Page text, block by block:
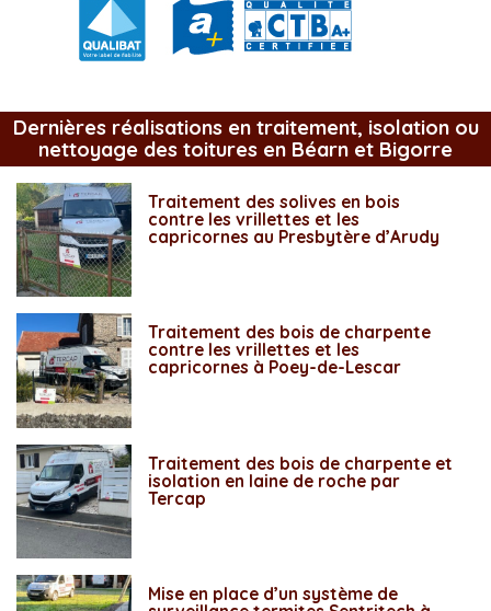
Dernières réalisations en traitement, isolation ou
nettoyage des toitures en Béarn et Bigorre
Traitement des solives en bois
contre les vrillettes et les
capricornes au Presbytère d’Arudy
Traitement des bois de charpente
contre les vrillettes et les
capricornes à Poey-de-Lescar
Traitement des bois de charpente et
isolation en laine de roche par
Tercap
Mise en place d’un système de